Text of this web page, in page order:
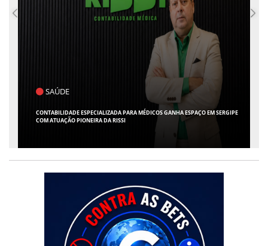
POLÍTICA
FLÁVIO CONFIRMA O DEPUTADO ALFREDO GASPAR COMO VICE EM SUA
CHAPA